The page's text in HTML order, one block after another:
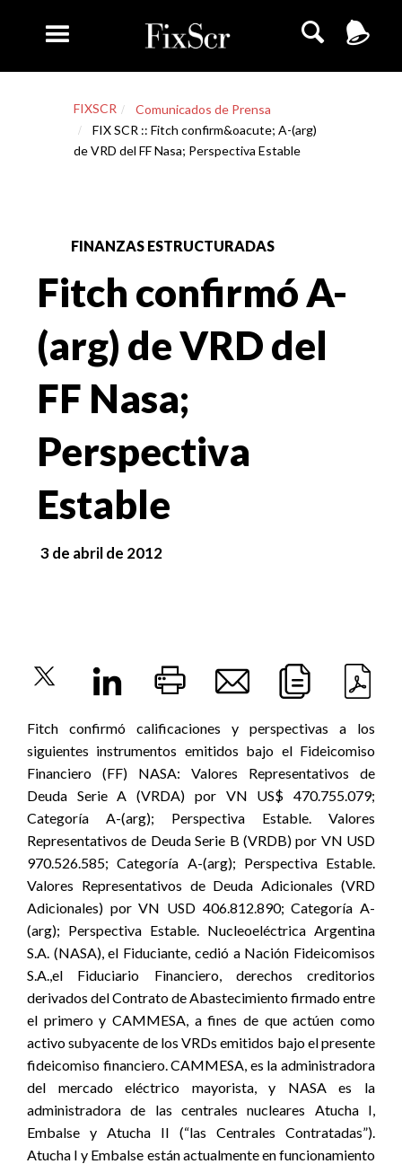
FIXSCR
Comunicados de Prensa
FIX SCR :: Fitch confirm&oacute; A-(arg)
de VRD del FF Nasa; Perspectiva Estable
FINANZAS ESTRUCTURADAS
Fitch confirmó A-
(arg) de VRD del
FF Nasa;
Perspectiva
Estable
3 de abril de 2012
Fitch confirmó calificaciones y perspectivas a los
siguientes instrumentos emitidos bajo el Fideicomiso
Financiero (FF) NASA: Valores Representativos de
Deuda Serie A (VRDA) por VN US$ 470.755.079;
Categoría A-(arg); Perspectiva Estable. Valores
Representativos de Deuda Serie B (VRDB) por VN USD
970.526.585; Categoría A-(arg); Perspectiva Estable.
Valores Representativos de Deuda Adicionales (VRD
Adicionales) por VN USD 406.812.890; Categoría A-
(arg); Perspectiva Estable. Nucleoeléctrica Argentina
S.A. (NASA), el Fiduciante, cedió a Nación Fideicomisos
S.A.,el Fiduciario Financiero, derechos creditorios
derivados del Contrato de Abastecimiento firmado entre
el primero y CAMMESA, a fines de que actúen como
activo subyacente de los VRDs emitidos bajo el presente
fideicomiso financiero. CAMMESA, es la administradora
del mercado eléctrico mayorista, y NASA es la
administradora de las centrales nucleares Atucha I,
Embalse y Atucha II (“las Centrales Contratadas”).
Atucha I y Embalse están actualmente en funcionamiento